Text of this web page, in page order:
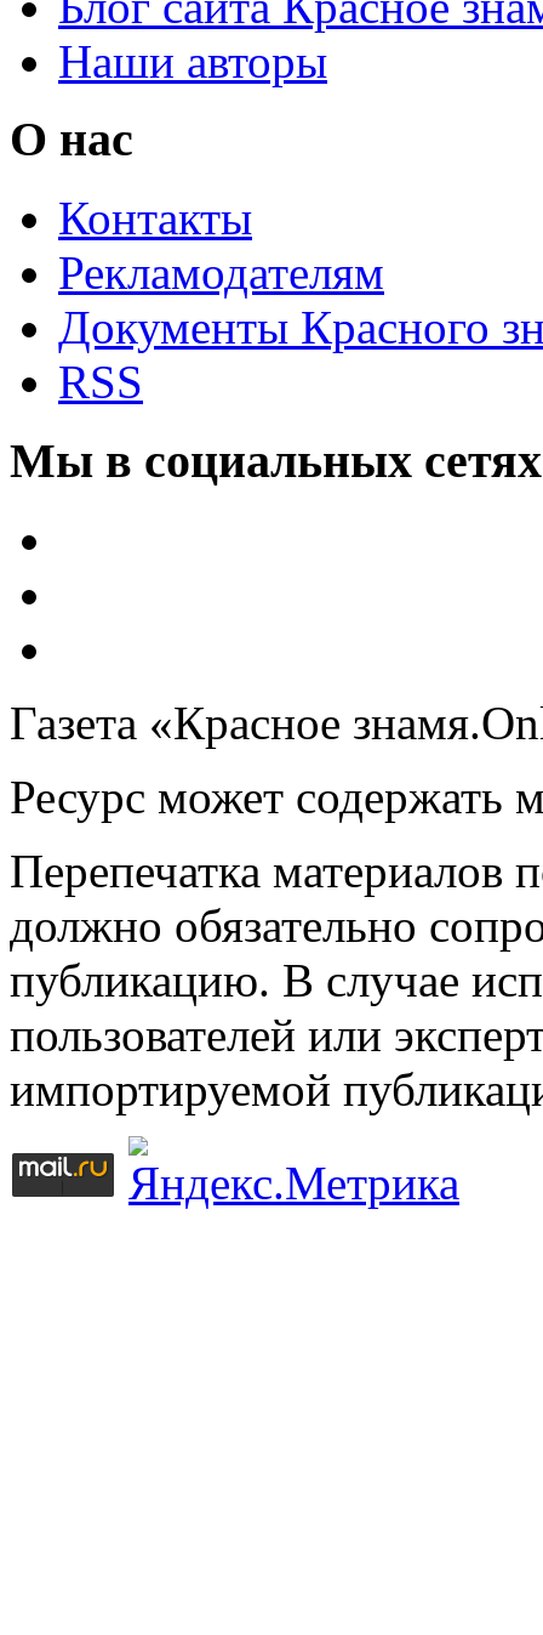
Наши авторы
О нас
Контакты
Рекламодателям
Документы Красного
RSS
Мы в социальных сетях
Газета «Красное
Ресурс может содержать
Перепечатка материалов
должно обязательно
публикацию. В случае
пользователей или
импортируемой